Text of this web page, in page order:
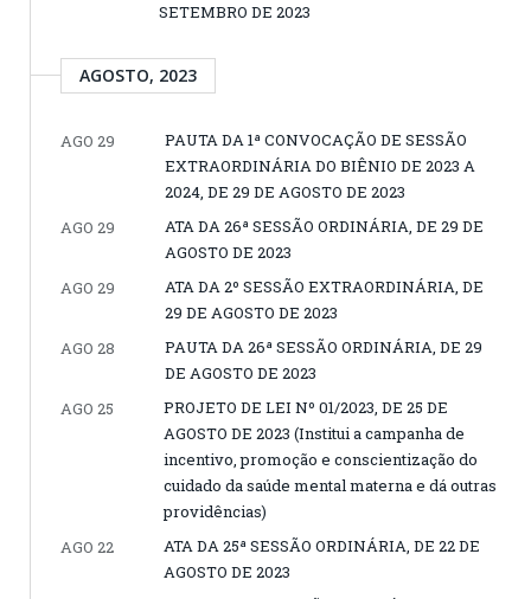
SETEMBRO DE 2023
AGOSTO, 2023
AGO 29
PAUTA DA 1ª CONVOCAÇÃO DE SESSÃO
EXTRAORDINÁRIA DO BIÊNIO DE 2023 A
2024, DE 29 DE AGOSTO DE 2023
AGO 29
ATA DA 26ª SESSÃO ORDINÁRIA, DE 29 DE
AGOSTO DE 2023
AGO 29
ATA DA 2º SESSÃO EXTRAORDINÁRIA, DE
29 DE AGOSTO DE 2023
AGO 28
PAUTA DA 26ª SESSÃO ORDINÁRIA, DE 29
DE AGOSTO DE 2023
AGO 25
PROJETO DE LEI Nº 01/2023, DE 25 DE
AGOSTO DE 2023 (Institui a campanha de
incentivo, promoção e conscientização do
cuidado da saúde mental materna e dá outras
providências)
AGO 22
ATA DA 25ª SESSÃO ORDINÁRIA, DE 22 DE
AGOSTO DE 2023